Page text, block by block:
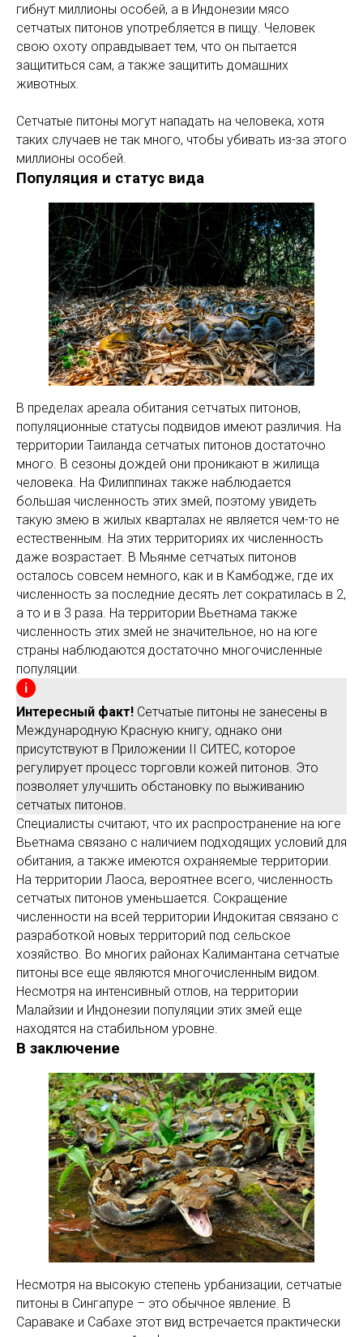
гибнут миллионы особей, а в Индонезии мясо
сетчатых питонов употребляется в пищу. Человек
свою охоту оправдывает тем, что он пытается
защититься сам, а также защитить домашних
животных.
Сетчатые питоны могут нападать на человека, хотя
таких случаев не так много, чтобы убивать из-за этого
миллионы особей.
Популяция и статус вида
В пределах ареала обитания сетчатых питонов,
популяционные статусы подвидов имеют различия. На
территории Таиланда сетчатых питонов достаточно
много. В сезоны дождей они проникают в жилища
человека. На Филиппинах также наблюдается
большая численность этих змей, поэтому увидеть
такую змею в жилых кварталах не является чем-то не
естественным. На этих территориях их численность
даже возрастает. В Мьянме сетчатых питонов
осталось совсем немного, как и в Камбодже, где их
численность за последние десять лет сократилась в 2,
а то и в 3 раза. На территории Вьетнама также
численность этих змей не значительное, но на юге
страны наблюдаются достаточно многочисленные
популяции.
Интересный факт! Сетчатые питоны не занесены в
Международную Красную книгу, однако они
присутствуют в Приложении II СИТЕС, которое
регулирует процесс торговли кожей питонов. Это
позволяет улучшить обстановку по выживанию
сетчатых питонов.
Специалисты считают, что их распространение на юге
Вьетнама связано с наличием подходящих условий для
обитания, а также имеются охраняемые территории.
На территории Лаоса, вероятнее всего, численность
сетчатых питонов уменьшается. Сокращение
численности на всей территории Индокитая связано с
разработкой новых территорий под сельское
хозяйство. Во многих районах Калимантана сетчатые
питоны все еще являются многочисленным видом.
Несмотря на интенсивный отлов, на территории
Малайзии и Индонезии популяции этих змей еще
находятся на стабильном уровне.
В заключение
Несмотря на высокую степень урбанизации, сетчатые
питоны в Сингапуре – это обычное явление. В
Сараваке и Сабахе этот вид встречается практически